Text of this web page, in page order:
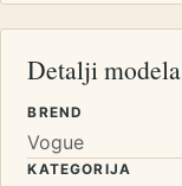
Detalji modela
BREND
Vogue
KATEGORIJA